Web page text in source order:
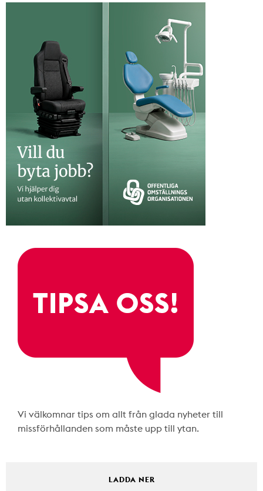
Vi välkomnar tips om allt från glada nyheter till
missförhållanden som måste upp till ytan.
LADDA NER